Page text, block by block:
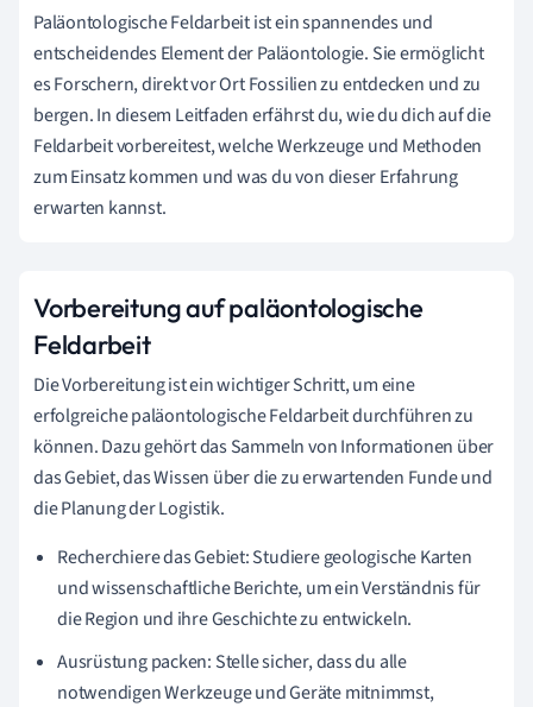
Paläontologische Feldarbeit ist ein spannendes und
entscheidendes Element der Paläontologie. Sie ermöglicht
es Forschern, direkt vor Ort Fossilien zu entdecken und zu
bergen. In diesem Leitfaden erfährst du, wie du dich auf die
Feldarbeit vorbereitest, welche Werkzeuge und Methoden
zum Einsatz kommen und was du von dieser Erfahrung
erwarten kannst.
Vorbereitung auf paläontologische
Feldarbeit
Die Vorbereitung ist ein wichtiger Schritt, um eine
erfolgreiche paläontologische Feldarbeit durchführen zu
können. Dazu gehört das Sammeln von Informationen über
das Gebiet, das Wissen über die zu erwartenden Funde und
die Planung der Logistik.
Recherchiere das Gebiet: Studiere geologische Karten
und wissenschaftliche Berichte, um ein Verständnis für
die Region und ihre Geschichte zu entwickeln.
Ausrüstung packen: Stelle sicher, dass du alle
notwendigen Werkzeuge und Geräte mitnimmst,